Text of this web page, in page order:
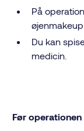
På
Du kan
medicin.
Før operationen